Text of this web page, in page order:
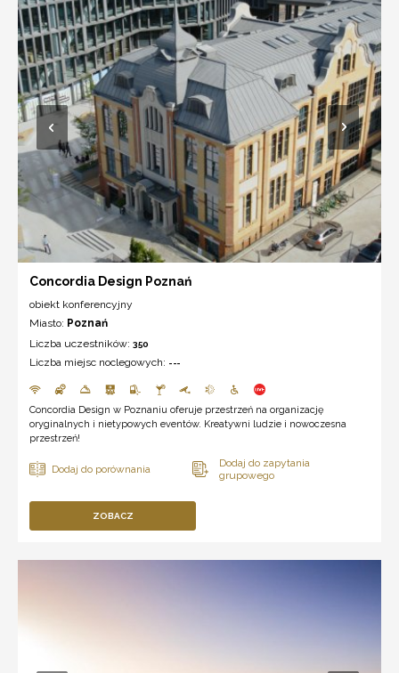
Concordia Design Poznań
obiekt konferencyjny
Miasto: Poznań
Liczba uczestników: 350
Liczba miejsc noclegowych: ---
Concordia Design w Poznaniu oferuje przestrzeń na organizację
oryginalnych i nietypowych eventów. Kreatywni ludzie i nowoczesna
przestrzeń!
ZOBACZ